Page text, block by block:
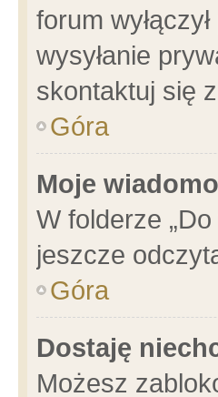
forum
wysyłanie
skontaktuj się
Góra
Moje
W folderze
jeszcze
Góra
Dostaję
Możesz